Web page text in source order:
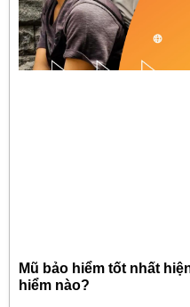
Mũ bảo hiểm tốt nhất
hiểm nào?